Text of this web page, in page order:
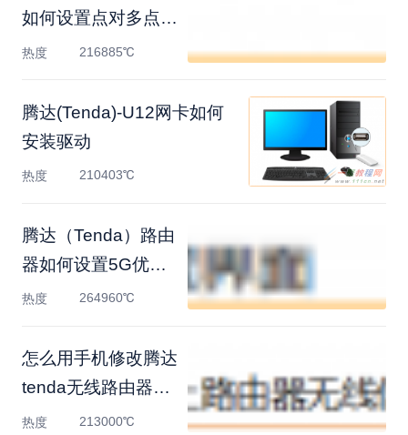
如何设置点对多点桥
接
热度 216885℃
腾达(Tenda)-U12网卡如何
安装驱动
热度 210403℃
腾达（Tenda）路由
器如何设置5G优
先？
热度 264960℃
怎么用手机修改腾达
tenda无线路由器密
码
热度 213000℃